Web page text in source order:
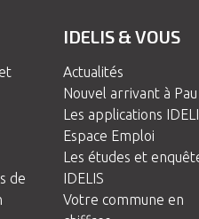
de
IDELIS & VOUS
Actualités
Nouvel arrivant à Pau
Les applications
Espace Emploi
Les études et
IDELIS
Votre commune en